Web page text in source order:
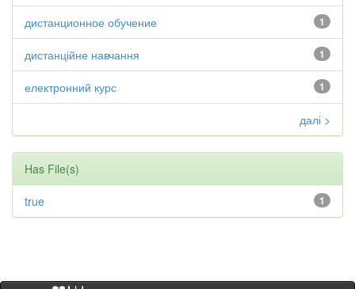
1
дистанционное обучение
1
дистанційне навчання
1
електронний курс
далі >
Has File(s)
1
true